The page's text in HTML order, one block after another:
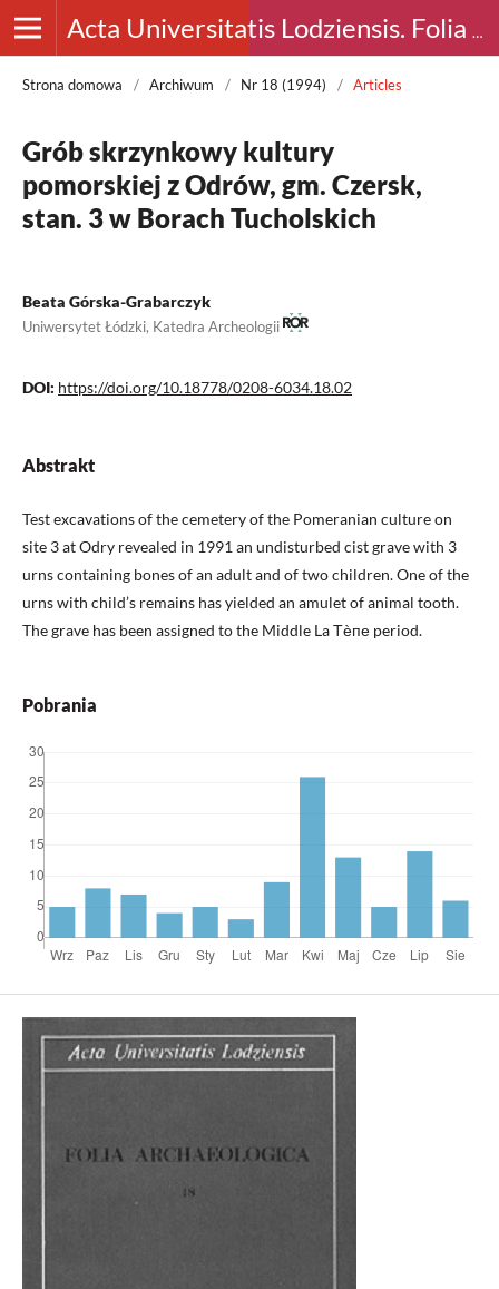
Acta Universitatis Lodziensis. Folia Archaeologica
Strona domowa / Archiwum / Nr 18 (1994) / Articles
Grób skrzynkowy kultury
pomorskiej z Odrów, gm. Czersk,
stan. 3 w Borach Tucholskich
Beata Górska-Grabarczyk
Uniwersytet Łódzki, Katedra Archeologii
DOI: https://doi.org/10.18778/0208-6034.18.02
Abstrakt
Test excavations of the cemetery of the Pomeranian culture on
site 3 at Odry revealed in 1991 an undisturbed cist grave with 3
urns containing bones of an adult and of two children. One of the
urns with child’s remains has yielded an amulet of animal tooth.
The grave has been assigned to the Middle La Тѐпе period.
Pobrania